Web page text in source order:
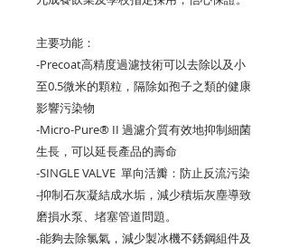
主要功能：
-Precoat高精度過濾技術可以去除以及小
至0.5微米的顆粒，隔除如孢子之類的健康
影響污染物
-Micro-Pure® II 過濾介質有效地抑制細菌
生長，可以延長產品的壽命
-SINGLE VALVE 單向活瓣：防止反流污染
-抑制石灰凝結成水垢，減少積垢灰塵導致
磨損水泵、堵塞管道問題。
-能夠去除氯氣，減少製冰機不銹鋼組件及